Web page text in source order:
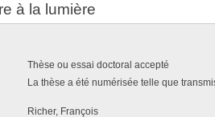
à la lumière
Thèse ou essai doctoral accepté
La thèse a été numérisée telle que
Richer, François